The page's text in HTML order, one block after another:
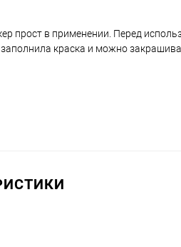
прост в применении. Перед
заполнила краска и можно